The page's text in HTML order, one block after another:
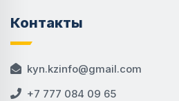
Контакты
kyn.kzinfo@gmail.com
+7 777 084 09 65